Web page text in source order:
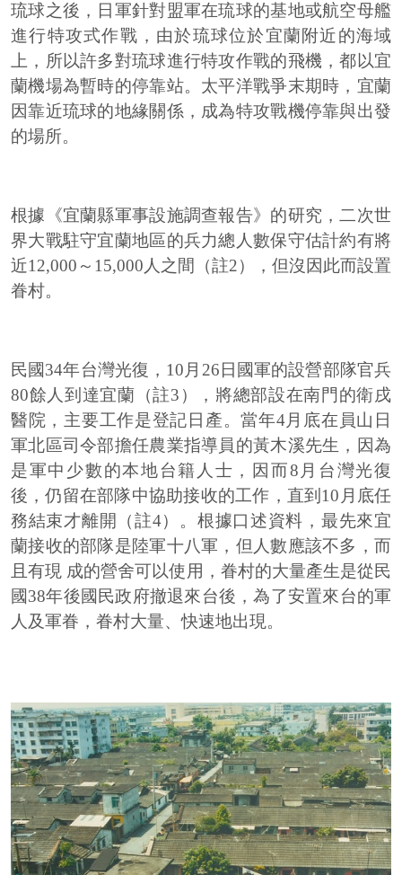
琉球之後，日軍針對盟軍在琉球的基地或航空母艦
進行特攻式作戰，由於琉球位於宜蘭附近的海域
上，所以許多對琉球進行特攻作戰的飛機，都以宜
蘭機場為暫時的停靠站。太平洋戰爭末期時，宜蘭
因靠近琉球的地緣關係，成為特攻戰機停靠與出發
的場所。
根據《宜蘭縣軍事設施調查報告》的研究，二次世
界大戰駐守宜蘭地區的兵力總人數保守估計約有將
近12,000～15,000人之間（註2），但沒因此而設置
眷村。
民國34年台灣光復，10月26日國軍的設營部隊官兵
80餘人到達宜蘭（註3），將總部設在南門的衛戌
醫院，主要工作是登記日產。當年4月底在員山日
軍北區司令部擔任農業指導員的黃木溪先生，因為
是軍中少數的本地台籍人士，因而8月台灣光復
後，仍留在部隊中協助接收的工作，直到10月底任
務結束才離開（註4）。根據口述資料，最先來宜
蘭接收的部隊是陸軍十八軍，但人數應該不多，而
且有現 成的營舍可以使用，眷村的大量產生是從民
國38年後國民政府撤退來台後，為了安置來台的軍
人及軍眷，眷村大量、快速地出現。